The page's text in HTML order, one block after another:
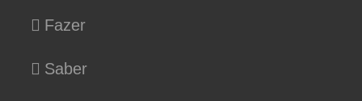
Fazer
Saber